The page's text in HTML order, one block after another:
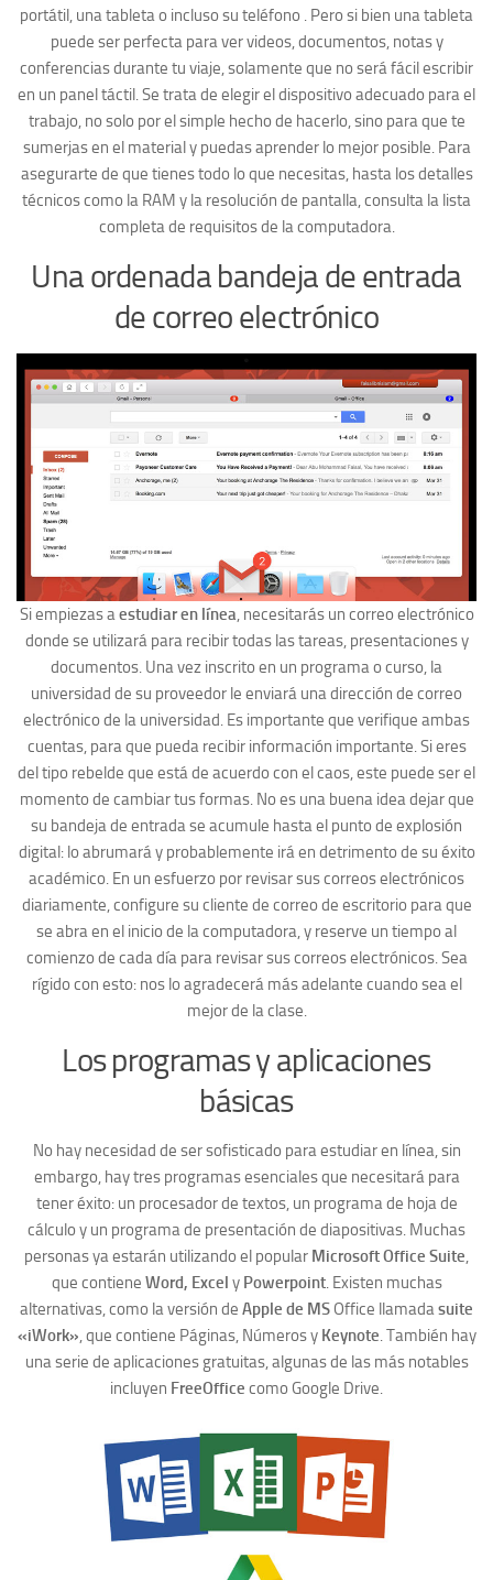
portátil, una tableta o incluso su teléfono . Pero si bien una tableta
puede ser perfecta para ver videos, documentos, notas y
conferencias durante tu viaje, solamente que no será fácil escribir
en un panel táctil. Se trata de elegir el dispositivo adecuado para el
trabajo, no solo por el simple hecho de hacerlo, sino para que te
sumerjas en el material y puedas aprender lo mejor posible. Para
asegurarte de que tienes todo lo que necesitas, hasta los detalles
técnicos como la RAM y la resolución de pantalla, consulta la lista
completa de requisitos de la computadora.
Una ordenada bandeja de entrada
de correo electrónico
Si empiezas aestudiar en línea, necesitarás un correo electrónico
donde se utilizará para recibir todas las tareas, presentaciones y
documentos. Una vez inscrito en un programa o curso, la
universidad de su proveedor le enviará una dirección de correo
electrónico de la universidad. Es importante que verifique ambas
cuentas, para que pueda recibir información importante. Si eres
del tipo rebelde que está de acuerdo con el caos, este puede ser el
momento de cambiar tus formas. No es una buena idea dejar que
su bandeja de entrada se acumule hasta el punto de explosión
digital: lo abrumará y probablemente irá en detrimento de su éxito
académico. En un esfuerzo por revisar sus correos electrónicos
diariamente, configure su cliente de correo de escritorio para que
se abra en el inicio de la computadora, y reserve un tiempo al
comienzo de cada día para revisar sus correos electrónicos. Sea
rígido con esto: nos lo agradecerá más adelante cuando sea el
mejor de la clase.
Los programas y aplicaciones
básicas
No hay necesidad de ser sofisticado para estudiar en línea, sin
embargo, hay tres programas esenciales que necesitará para
tener éxito: un procesador de textos, un programa de hoja de
cálculo y un programa de presentación de diapositivas. Muchas
personas ya estarán utilizando el popular Microsoft Office Suite,
que contiene Word, Excel y Powerpoint. Existen muchas
alternativas, como la versión de Apple de MS Office llamadasuite
«iWork», que contiene Páginas, Números y Keynote. También hay
una serie de aplicaciones gratuitas, algunas de las más notables
incluyen FreeOffice como Google Drive.